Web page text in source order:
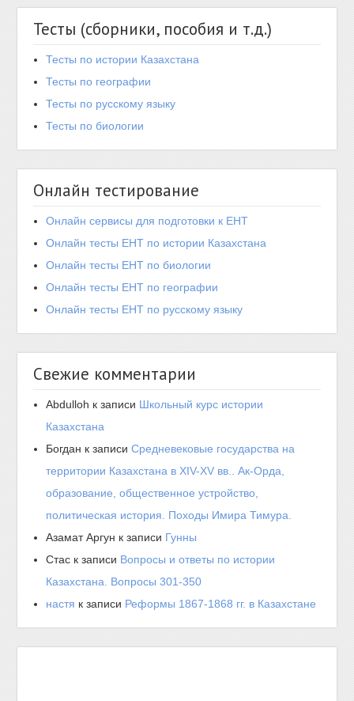
Тесты (сборники, пособия и т.д.)
Тесты по истории Казахстана
Тесты по географии
Тесты по русскому языку
Тесты по биологии
Онлайн тестирование
Онлайн сервисы для подготовки к ЕНТ
Онлайн тесты ЕНТ по истории Казахстана
Онлайн тесты ЕНТ по биологии
Онлайн тесты ЕНТ по географии
Онлайн тесты ЕНТ по русскому языку
Свежие комментарии
Abdulloh к записи Школьный курс истории
Казахстана
Богдан к записиСредневековые государства на
территории Казахстана в XIV-XV вв.. Ак-Орда,
образование, общественное устройство,
политическая история. Походы Имира Тимура.
Азамат Аргун к записи Гунны
Стас к записи Вопросы и ответы по истории
Казахстана. Вопросы 301-350
настя к записи Реформы 1867-1868 гг. в Казахстане